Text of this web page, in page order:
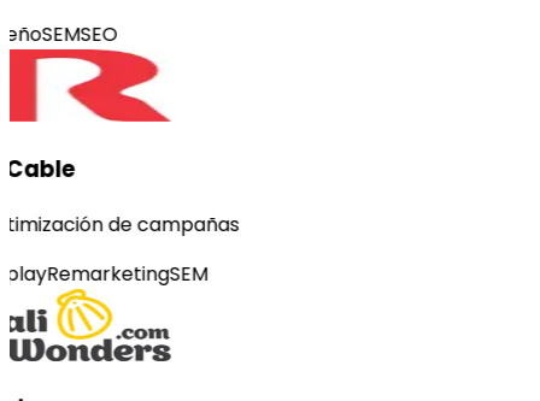
SEMSEO
de campañas
RemarketingSEM